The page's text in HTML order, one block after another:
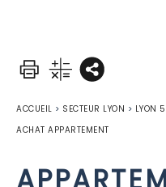
ACCUEIL > SECTEUR LYON > LYON
ACHAT APPARTEMENT